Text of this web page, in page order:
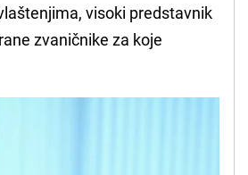
visoki predstavnik
zvaničnike za koje